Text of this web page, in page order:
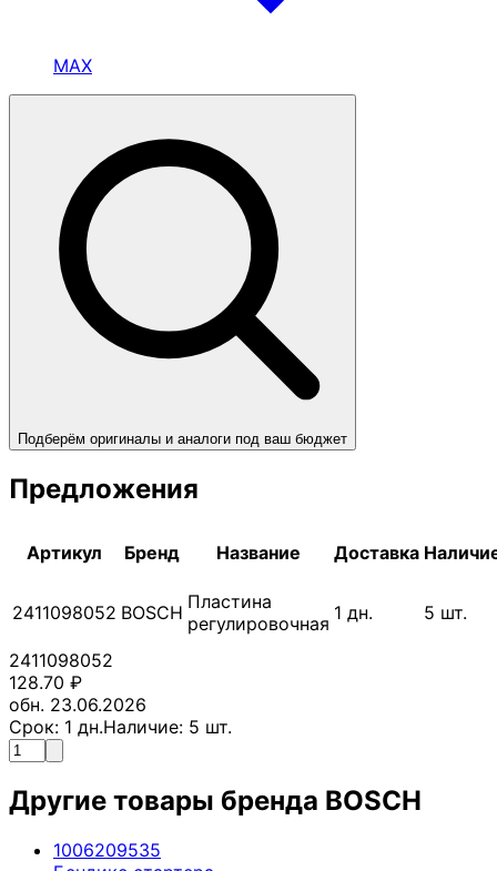
MAX
Подберём оригиналы и аналоги под ваш бюджет
Предложения
Артикул Бренд Название Доставка
2411098052 BOSCH Пластина
регулировочная 1 дн. 5 шт.
2411098052
128.70 ₽
обн. 23.06.2026
Срок: 1 дн.Наличие: 5 шт.
Другие товары бренда BOSCH
1006209535